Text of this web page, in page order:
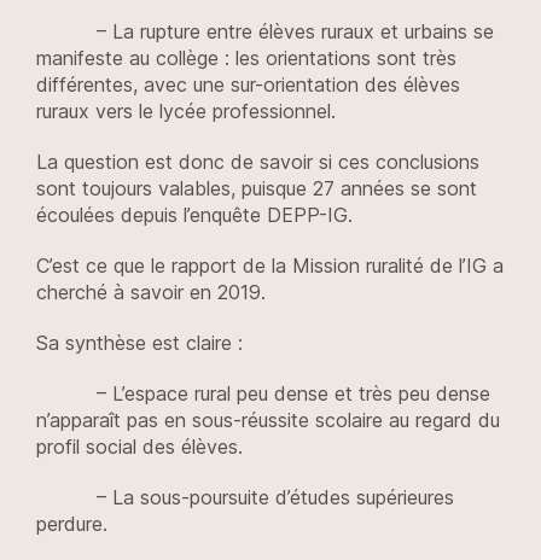
– La rupture entre élèves ruraux et urbains se
manifeste au collège : les orientations sont très
différentes, avec une sur-orientation des élèves
ruraux vers le lycée professionnel.
La question est donc de savoir si ces conclusions
sont toujours valables, puisque 27 années se sont
écoulées depuis l’enquête DEPP-IG.
C’est ce que le rapport de la Mission ruralité de l’IG a
cherché à savoir en 2019.
Sa synthèse est claire :
– L’espace rural peu dense et très peu dense
n’apparaît pas en sous-réussite scolaire au regard du
profil social des élèves.
– La sous-poursuite d’études supérieures
perdure.